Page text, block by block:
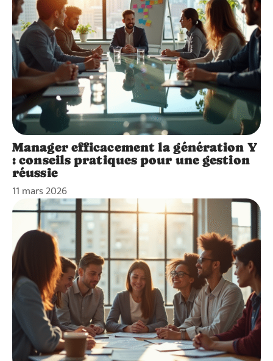
Manager efficacement la génération Y
: conseils pratiques pour une gestion
réussie
11 mars 2026